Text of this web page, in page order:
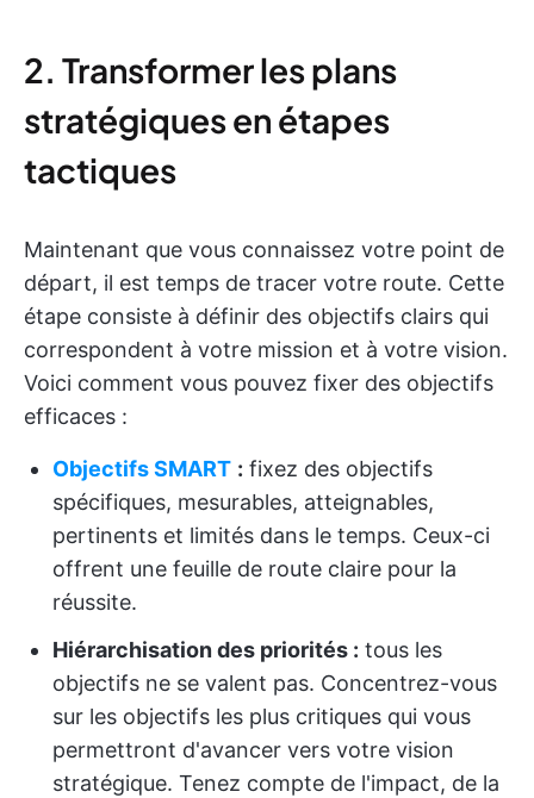
2. Transformer les plans
stratégiques en étapes
tactiques
Maintenant que vous connaissez votre point de
départ, il est temps de tracer votre route. Cette
étape consiste à définir des objectifs clairs qui
correspondent à votre mission et à votre vision.
Voici comment vous pouvez fixer des objectifs
efficaces :
Objectifs SMART : fixez des objectifs
spécifiques, mesurables, atteignables,
pertinents et limités dans le temps. Ceux-ci
offrent une feuille de route claire pour la
réussite.
Hiérarchisation des priorités : tous les
objectifs ne se valent pas. Concentrez-vous
sur les objectifs les plus critiques qui vous
permettront d'avancer vers votre vision
stratégique. Tenez compte de l'impact, de la